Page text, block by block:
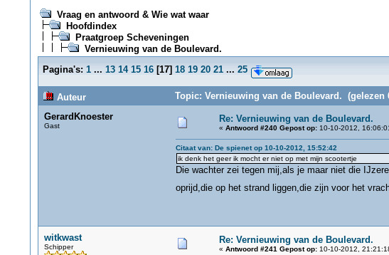
Vraag en antwoord & Wie wat waar
Hoofdindex
Praatgroep Scheveningen
Vernieuwing van de Boulevard.
Pagina's: 1 ... 13 14 15 16[17] 18 19 20 21 ... 25
Auteur
Topic: Vernieuwing van de Boulevard. (gelezen
GerardKnoester
Gast
Re: Vernieuwing van de Boulevard.
« Antwoord #240 Gepost op:10-10-2012,
Citaat van: De spienet op 10-10-2012, 15:52:42
ik denk het geer ik mocht er niet op met mijn scootertje
Die wachter zei tegen mij,als je maar niet die
oprijd,die op het strand liggen,die zijn voor het
witkwast
Schipper
Re: Vernieuwing van de Boulevard.
« Antwoord #241 Gepost op:10-10-2012,